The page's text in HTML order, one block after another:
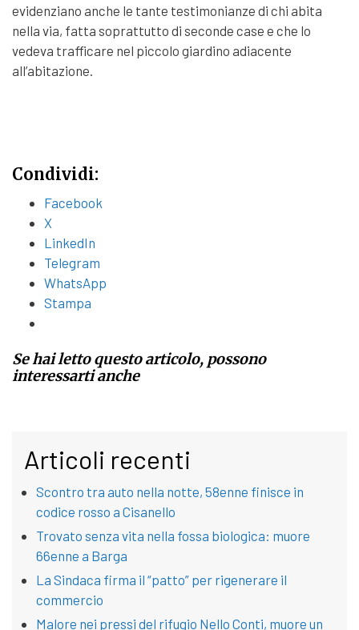
evidenziano anche le tante testimonianze di chi abita
nella via, fatta soprattutto di seconde case e che lo
vedeva trafficare nel piccolo giardino adiacente
all’abitazione.
Condividi:
Facebook
X
LinkedIn
Telegram
WhatsApp
Stampa
Se hai letto questo articolo, possono
interessarti anche
Articoli recenti
Scontro tra auto nella notte, 58enne finisce in
codice rosso a Cisanello
Trovato senza vita nella fossa biologica: muore
66enne a Barga
La Sindaca firma il “patto” per rigenerare il
commercio
Malore nei pressi del rifugio Nello Conti, muore un